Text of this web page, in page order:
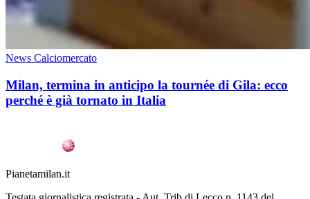
News Calciomercato
Milan, termina in anticipo la tournée di Gila: ecco
perché è già tornato in Italia
Pianetamilan.it